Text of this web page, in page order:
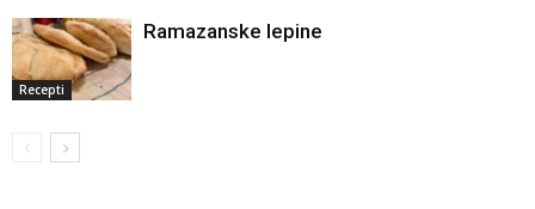
Recepti
Ramazanske lepine